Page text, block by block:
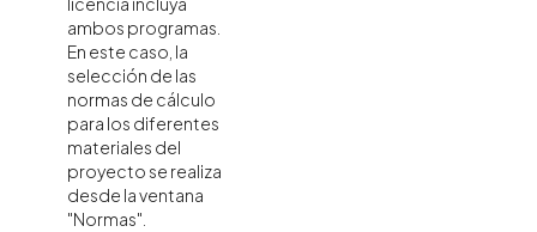
ambos programas.
En este caso, la
selección de las
normas de cálculo
para los diferentes
materiales del
proyecto se realiza
desde la ventana
"Normas".